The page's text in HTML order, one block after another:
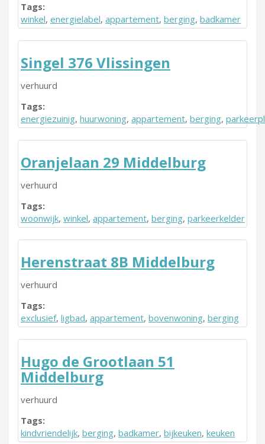
Tags:
winkel, energielabel, appartement, berging, badkamer
Singel 376 Vlissingen
verhuurd
Tags:
energiezuinig, huurwoning, appartement, berging,
Oranjelaan 29 Middelburg
verhuurd
Tags:
woonwijk, winkel, appartement, berging, parkeerkelder
Herenstraat 8B Middelburg
verhuurd
Tags:
exclusief, ligbad, appartement, bovenwoning, berging
Hugo de Grootlaan 51
Middelburg
verhuurd
Tags:
kindvriendelijk, berging, badkamer, bijkeuken, keuken